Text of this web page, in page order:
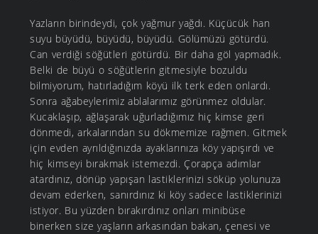
Yazların birindeydi, çok yağmur yağdı. Küçücük han
suyu büyüdü, büyüdü, büyüdü. Gölümüzü götürdü.
Can verdiği söğütleri götürdü. Bir daha göl yapmadık.
Belki de büyü o söğütlerin gitmesiyle bozuldu
bilmiyorum, hatırladığım köyü ilk terk eden onlardı.
Sonra ağabeylerimiz ablalarımız görünmez oldular.
Kucaklaşıp, ağlaşarak uğurladığımız hiç kimse geri
dönmedi, arkalarından su dökmemize rağmen. Gitmek
için evden ayrıldığınızda ayaklarınıza köy yapışırdı ve
hiç kimseyi bırakmak istemezdi. Çorapça adımlar
atardınız, dönüp yapışan lastiklerinizi söküp yolunuza
devam ederken, sanırdınız ki köy sadece lastiklerinizi
istiyor. Bu yüzden bırakırdınız onları minibüse
binerken size yaşların arkasından bakan, çenesi ve